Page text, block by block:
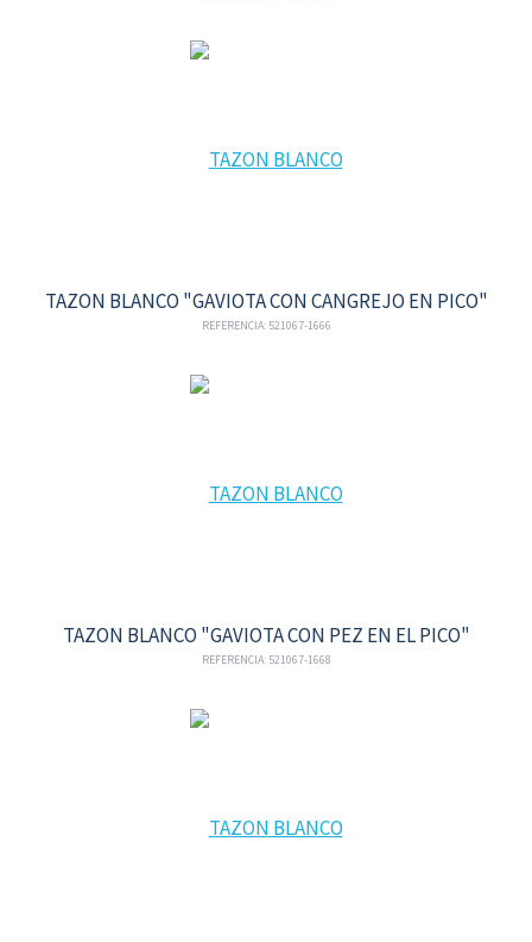
TAZON BLANCO "GAVIOTA CON CANGREJO EN PICO"
REFERENCIA: 521067-1666
TAZON BLANCO "GAVIOTA CON PEZ EN EL PICO"
REFERENCIA: 521067-1668